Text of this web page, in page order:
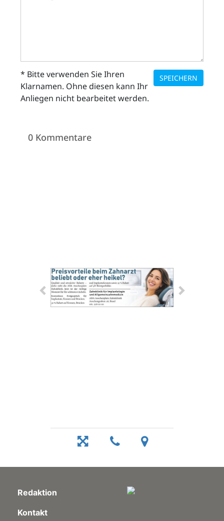
SPEICHERN
* Bitte verwenden Sie Ihren
Klarnamen. Ohne diesen kann Ihr
Anliegen nicht bearbeitet werden.
0 Kommentare
Redaktion
Kontakt